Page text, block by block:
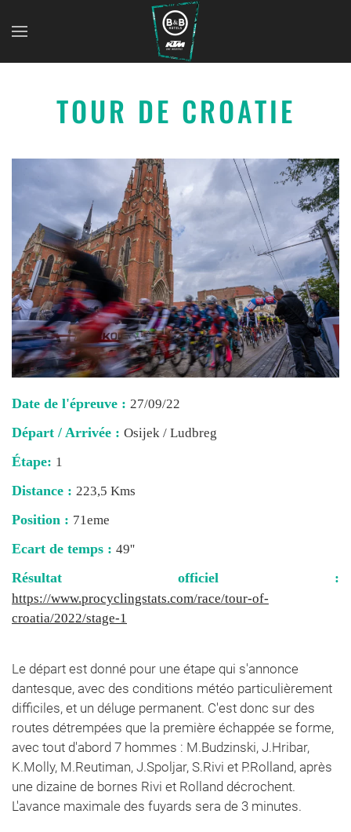
TOUR DE CROATIE
Date de l'épreuve : 27/09/22
Départ / Arrivée : Osijek / Ludbreg
Étape: 1
Distance : 223,5 Kms
Position : 71eme
Ecart de temps : 49''
Résultat officiel :
https://www.procyclingstats.com/race/tour-of-
croatia/2022/stage-1
Le départ est donné pour une étape qui s'annonce
dantesque, avec des conditions météo particulièrement
difficiles, et un déluge permanent. C'est donc sur des
routes détrempées que la première échappée se forme,
avec tout d'abord 7 hommes : M.Budzinski, J.Hribar,
K.Molly, M.Reutiman, J.Spoljar, S.Rivi et P.Rolland, après
une dizaine de bornes Rivi et Rolland décrochent.
L'avance maximale des fuyards sera de 3 minutes.